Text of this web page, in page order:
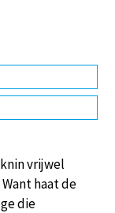
vrijwel
haat de
die